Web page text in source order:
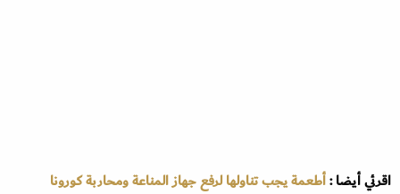
اقرئي أيضا :أطعمة يجب تناولها لرفع جهاز المناعة ومحاربة كورونا